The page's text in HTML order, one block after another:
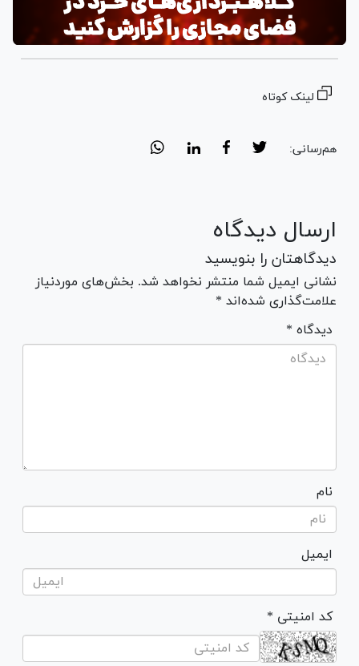
لینک کوتاه
هم‌رسانی:
ارسال دیدگاه
دیدگاهتان را بنویسید
نشانی ایمیل شما منتشر نخواهد شد. بخش‌های موردنیاز
علامت‌گذاری شده‌اند *
* دیدگاه
نام
ایمیل
* کد امنیتی